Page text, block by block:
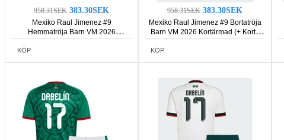
958.31SEK 383.30SEK
Mexiko Raul Jimenez #9
Hemmatröja Barn VM 2026
Kortärmad (+ Korta byxor)
KÖP
958.31SEK 383.30SEK
Mexiko Raul Jimenez #9 Bortatröja
Barn VM 2026 Kortärmad (+ Korta
byxor)
KÖP